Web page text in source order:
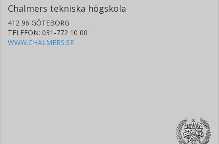
Adrian Amezcua-Correa
Prysmian Group
J. Carpenter
Chalmers tekniska högskola
412 96 GÖTEBORG
TELEFON: 031-772 10 00
WWW.CHALMERS.SE